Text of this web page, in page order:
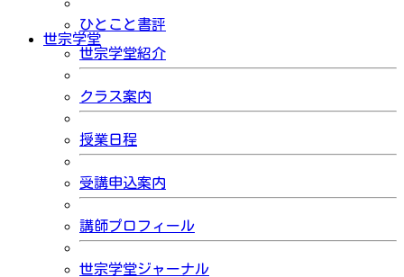
ひとこと書評
世宗学堂
世宗学堂紹介
クラス案内
授業日程
受講申込案内
講師プロフィール
世宗学堂ジャーナル